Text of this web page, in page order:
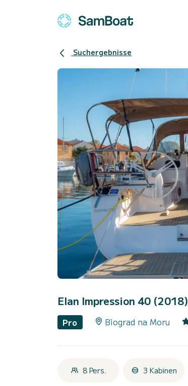
Suchergebnisse
Elan Impression 40 (2018)
Pro Biograd na Moru
8 Pers. 3 Kabinen